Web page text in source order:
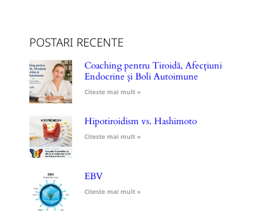
POSTARI RECENTE
Coaching pentru Tiroidă, Afecțiuni
Endocrine și Boli Autoimune
Citeste mai mult »
Hipotiroidism vs. Hashimoto
Citeste mai mult »
EBV
Citeste mai mult »